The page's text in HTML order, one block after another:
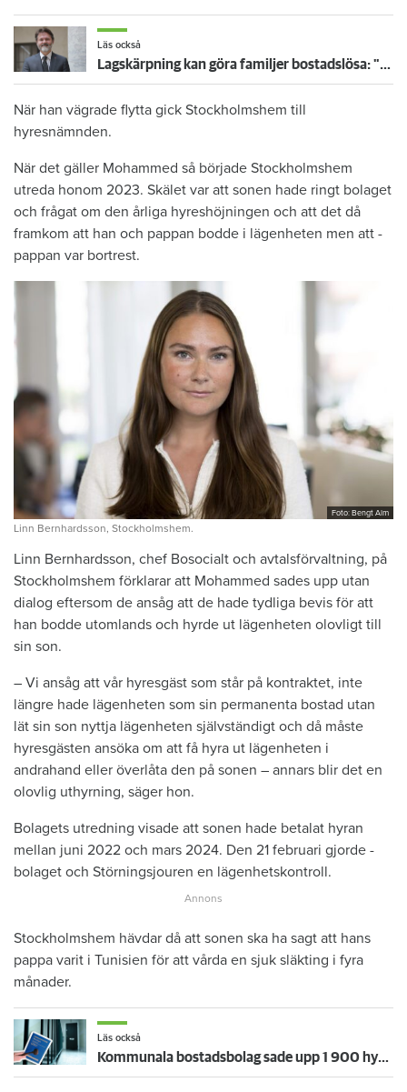
Läs också
Lagskärpning kan göra familjer bostadslösa: "Bra att det granskas"
När han vägrade flytta gick Stockholmshem till
hyresnämnden.
När det gäller Mohammed så började Stockholmshem
utreda honom 2023. Skälet var att sonen hade ringt bolaget
och frågat om den årliga hyres­höjningen och att det då
framkom att han och ­pappan bodde i lägenheten men att ­
pappan var bortrest.
Foto: Bengt Alm
Linn Bernhardsson, Stockholmshem.
Linn Bernhardsson, chef Bosocialt och avtalsförvaltning, på
Stockholmshem förklarar att Mohammed sades upp utan
dialog eftersom de ansåg att de hade tydliga bevis för att
han bodde utomlands och hyrde ut lägenheten olovligt till
sin son.
– Vi ansåg att vår hyresgäst som står på kontraktet, inte
längre hade lägen­heten som sin permanenta bostad utan
lät sin son nyttja lägenheten självständigt och då måste
hyresgästen ansöka om att få hyra ut lägenheten i
andrahand eller överlåta den på sonen – annars blir det en
olovlig uthyrning, säger hon.
Bolagets utredning visade att sonen hade betalat hyran
mellan juni 2022 och mars 2024. Den 21 februari gjorde ­
bolaget och Störningsjouren en ­lägenhetskontroll.
Stockholmshem hävdar då att ­sonen ska ha sagt att hans
pappa varit i Tunisien för att vårda en sjuk släkting i fyra
månader.
Läs också
Kommunala bostadsbolag sade upp 1 900 hyresgäster i hyresnämnden – toppen på ett isberg